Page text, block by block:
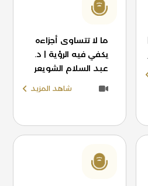
ما لا تتساوى أجزاءه
يكفي فيه الرؤية | د.
عبد السلام الشويعر
شاهد المزيد